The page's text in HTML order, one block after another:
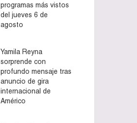
programas más vistos
del jueves 6 de
agosto
Yamila Reyna
sorprende con
profundo mensaje tras
anuncio de gira
internacional de
Américo